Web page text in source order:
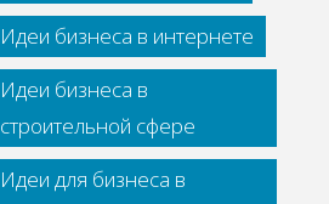
Идеи бизнеса в интернете
Идеи бизнеса в
строительной сфере
Идеи для бизнеса в